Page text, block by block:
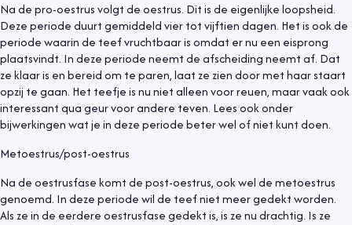
Na de pro-oestrus volgt de oestrus. Dit is de eigenlijke loopsheid.
Deze periode duurt gemiddeld vier tot vijftien dagen. Het is ook de
periode waarin de teef vruchtbaar is omdat er nu een eisprong
plaatsvindt. In deze periode neemt de afscheiding neemt af. Dat
ze klaar is en bereid om te paren, laat ze zien door met haar staart
opzij te gaan. Het teefje is nu niet alleen voor reuen, maar vaak ook
interessant qua geur voor andere teven. Lees ook onder
bijwerkingen wat je in deze periode beter wel of niet kunt doen.
Metoestrus/post-oestrus
Na de oestrusfase komt de post-oestrus, ook wel de metoestrus
genoemd. In deze periode wil de teef niet meer gedekt worden.
Als ze in de eerdere oestrusfase gedekt is, is ze nu drachtig. Is ze